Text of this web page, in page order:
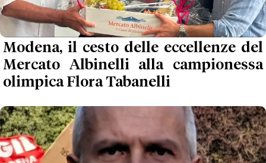
Modena, il cesto delle eccellenze del
Mercato Albinelli alla campionessa
olimpica Flora Tabanelli